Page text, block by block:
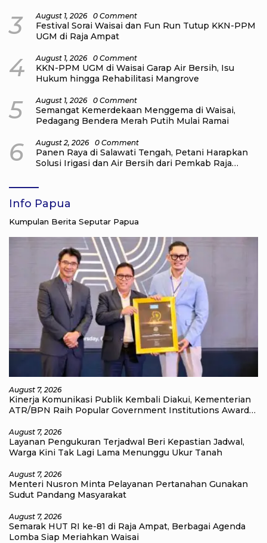
3 August 1, 2026 0 Comment
Festival Sorai Waisai dan Fun Run Tutup KKN-PPM
UGM di Raja Ampat
4 August 1, 2026 0 Comment
KKN-PPM UGM di Waisai Garap Air Bersih, Isu
Hukum hingga Rehabilitasi Mangrove
5 August 1, 2026 0 Comment
Semangat Kemerdekaan Menggema di Waisai,
Pedagang Bendera Merah Putih Mulai Ramai
6 August 2, 2026 0 Comment
Panen Raya di Salawati Tengah, Petani Harapkan
Solusi Irigasi dan Air Bersih dari Pemkab Raja
Info Papua
Kumpulan Berita Seputar Papua
August 7, 2026
Kinerja Komunikasi Publik Kembali Diakui, Kementerian
ATR/BPN Raih Popular Government Institutions Award
August 7, 2026
Layanan Pengukuran Terjadwal Beri Kepastian Jadwal,
Warga Kini Tak Lagi Lama Menunggu Ukur Tanah
August 7, 2026
Menteri Nusron Minta Pelayanan Pertanahan Gunakan
Sudut Pandang Masyarakat
August 7, 2026
Semarak HUT RI ke-81 di Raja Ampat, Berbagai Agenda
Lomba Siap Meriahkan Waisai